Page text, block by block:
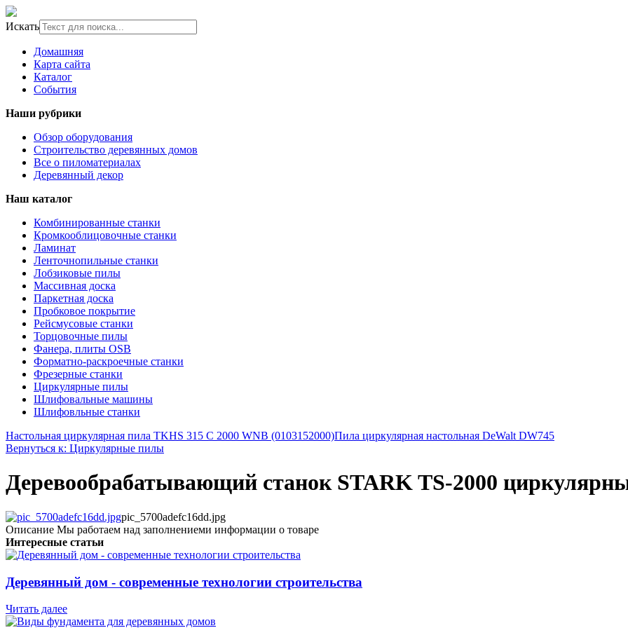
Искать
Домашняя
Карта сайта
Каталог
События
Наши рубрики
Обзор оборудования
Строительство деревянных домов
Все о пиломатериалах
Деревянный декор
Наш каталог
Комбинированные станки
Кромкооблицовочные станки
Ламинат
Ленточнопильные станки
Лобзиковые пилы
Массивная доска
Паркетная доска
Пробковое покрытие
Рейсмусовые станки
Торцовочные пилы
Фанера, плиты OSB
Форматно-раскроечные станки
Фрезерные станки
Циркулярные пилы
Шлифовальные машины
Шлифовльные станки
Настольная циркулярная пила TKHS 315 C 2000 WNB (0103152000)Пила циркулярная настольная DeWalt DW745
Вернуться к: Циркулярные пилы
Деревообрабатывающий станок STARK TS-2000
pic_5700adefc16dd.jpg
Описание Мы работаем над заполнениеми информации о товаре
Интересные статьи
Деревянный дом - современные технологии строительства
Читать далее